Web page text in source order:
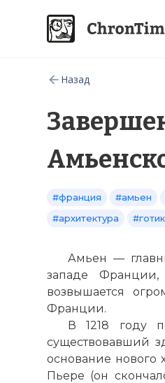
Назад
#франция #амьен
#архитектура
Амьен —
западе
возвышается
Франции.
В 1218 году
существовавший
основание нового
Пьере (он